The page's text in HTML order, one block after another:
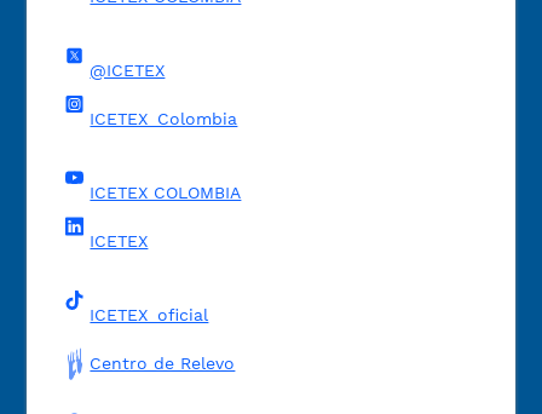
@ICETEX
ICETEX_Colombia
ICETEX COLOMBIA
ICETEX
ICETEX_oficial
Centro de Relevo